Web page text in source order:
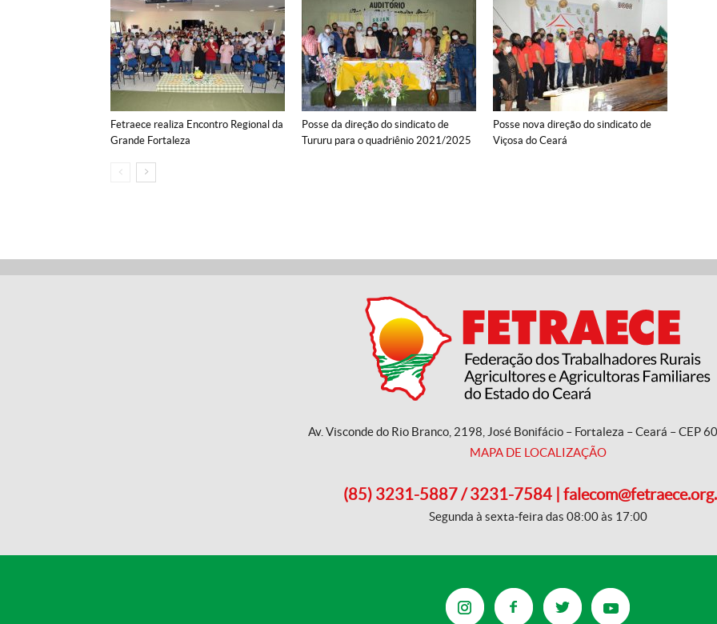
Fetraece realiza Encontro Regional da
Grande Fortaleza
Posse da direção do sindicato de
Tururu para o quadriênio 2021/2025
Posse nova direção do sindicato de
Viçosa do Ceará
Av. Visconde do Rio Branco, 2198, José Bonifácio – Fortaleza – Ceará – CEP
MAPA DE LOCALIZAÇÃO
(85) 3231-5887 / 3231-7584 |
Segunda à sexta-feira das 08:00 às 17:00